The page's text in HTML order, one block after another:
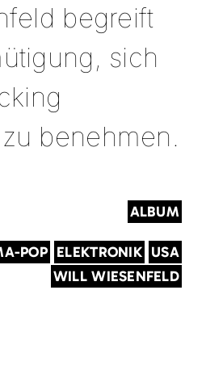
begreift
sich
benehmen.
ALBUM
POP ELEKTRONIK USA
WILL WIESENFELD